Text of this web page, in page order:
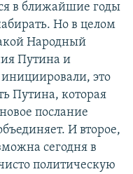
в ближайшие годы
Но в целом
Народный
Путина и
инициировали, это
Путина, которая
послание
И второе,
сегодня в
политическую